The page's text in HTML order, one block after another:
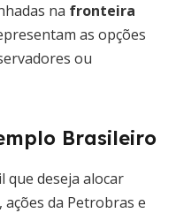
na fronteira
as opções
ou
Brasileiro
que deseja alocar
da Petrobras e